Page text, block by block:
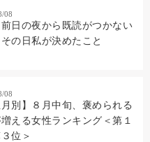
08
日の夜から既読がつかない
の日私が決めたこと
08
月別】８月中旬、褒められる
える女性ランキング＜第１
位＞